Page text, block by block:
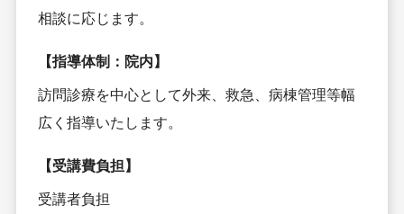
相談に応じます。
【指導体制：院内】
訪問診療を中心として外来、救急、病棟管理等幅
広く指導いたします。
【受講費負担】
受講者負担